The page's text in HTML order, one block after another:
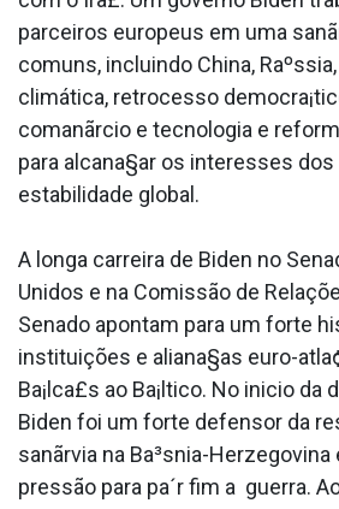
parceiros europeus em uma
comuns, incluindo China,
climática, retrocesso
comanãrcio e tecnologia e
para alcana§ar os interesses dos
estabilidade global.
A longa carreira de Biden no
Unidos e na Comissão de
Senado apontam para um forte
instituições e aliana§as euro-
Ba¡lca£s ao Ba¡ltico. No ini­cio da
Biden foi um forte defensor da
sanãrvia na Ba³snia-
pressão para pa´r fim a guerra.